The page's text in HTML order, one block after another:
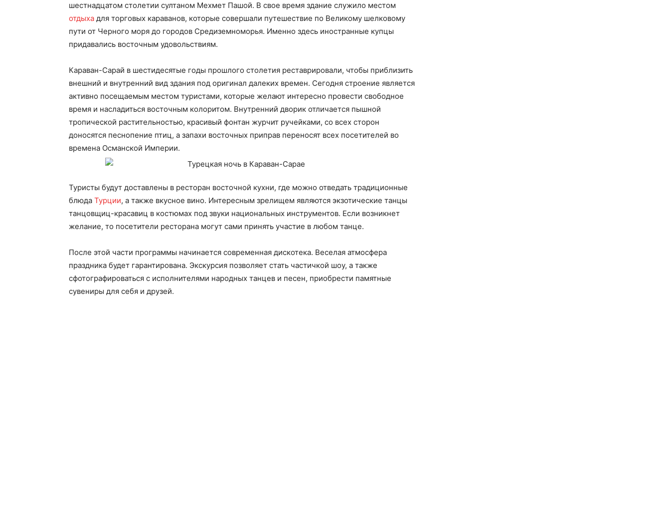
шестнадцатом столетии султаном Мехмет Пашой. В свое время здание служило местом
отдыха для торговых караванов, которые совершали путешествие по Великому шелковому
пути от Черного моря до городов Средиземноморья. Именно здесь иностранные купцы
придавались восточным удовольствиям.
Караван-Сарай в шестидесятые годы прошлого столетия реставрировали, чтобы приблизить
внешний и внутренний вид здания под оригинал далеких времен. Сегодня строение является
активно посещаемым местом туристами, которые желают интересно провести свободное
время и насладиться восточным колоритом. Внутренний дворик отличается пышной
тропической растительностью, красивый фонтан журчит ручейками, со всех сторон
доносятся песнопение птиц, а запахи восточных приправ переносят всех посетителей во
времена Османской Империи.
Туристы будут доставлены в ресторан восточной кухни, где можно отведать традиционные
блюда Турции, а также вкусное вино. Интересным зрелищем являются экзотические танцы
танцовщиц-красавиц в костюмах под звуки национальных инструментов. Если возникнет
желание, то посетители ресторана могут сами принять участие в любом танце.
После этой части программы начинается современная дискотека. Веселая атмосфера
праздника будет гарантирована. Экскурсия позволяет стать частичкой шоу, а также
сфотографироваться с исполнителями народных танцев и песен, приобрести памятные
сувениры для себя и друзей.